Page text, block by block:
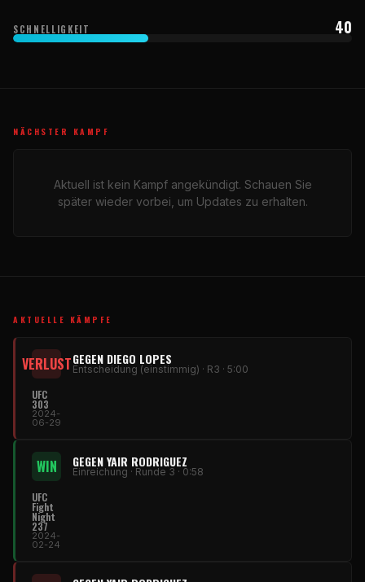
SCHNELLIGKEIT 40
NÄCHSTER KAMPF
Aktuell ist kein Kampf angekündigt. Schauen Sie
später wieder vorbei, um Updates zu erhalten.
AKTUELLE KÄMPFE
VERLUSTGEGEN DIEGO LOPES
Entscheidung (einstimmig) · R3 · 5:00
UFC
303
2024-
06-29
WIN GEGEN YAIR RODRIGUEZ
Einreichung · Runde 3 · 0:58
UFC
Fight
Night
237
2024-
02-24